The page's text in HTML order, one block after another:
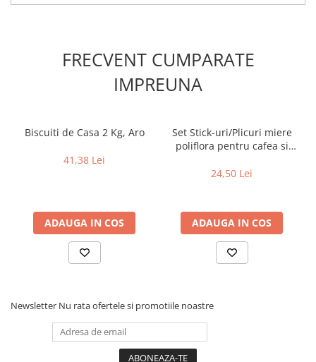
FRECVENT CUMPARATE
IMPREUNA
Biscuiti de Casa 2 Kg, Aro
41,38 Lei
ADAUGA IN COS
Set Stick-uri/Plicuri miere
poliflora pentru cafea si
24,50 Lei
ADAUGA IN COS
Newsletter Nu rata ofertele si promotiile noastre